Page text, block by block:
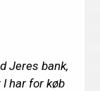
Jeres bank,
har for køb